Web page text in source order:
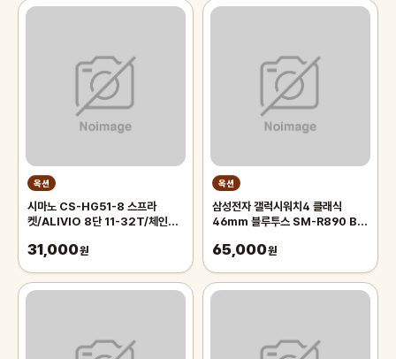
옥션
시마노 CS-HG51-8 스프라
켓/ALIVIO 8단 11-32T/체인
31,000원
옥션
삼성전자 갤럭시워치4 클래식
46mm 블루투스 SM-R890 B급
65,000원